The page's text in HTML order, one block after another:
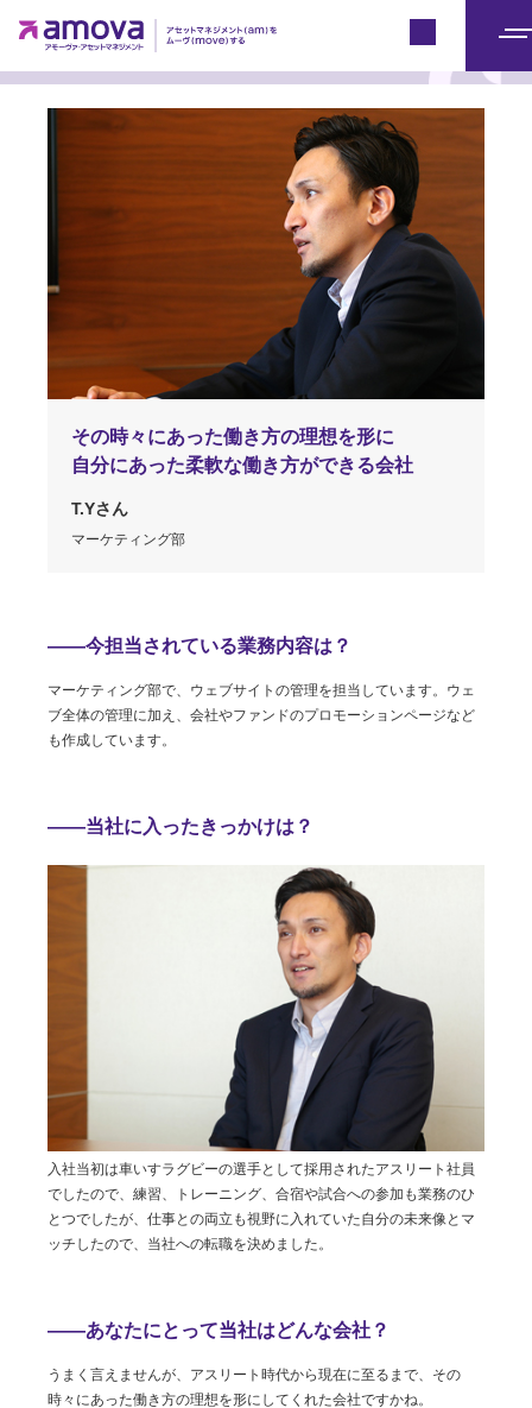
ニ
社員が語るアモーヴァ・アセット
その時々にあった働き方の理想を形に
自分にあった柔軟な働き方ができる会社
T.Yさん
マーケティング部
――今担当されている業務内容は？
マーケティング部で、ウェブサイトの管理を担当しています。ウェ
ブ全体の管理に加え、会社やファンドのプロモーションページなど
も作成しています。
――当社に入ったきっかけは？
入社当初は車いすラグビーの選手として採用されたアスリート社員
でしたので、練習、トレーニング、合宿や試合への参加も業務のひ
とつでしたが、仕事との両立も視野に入れていた自分の未来像とマ
ッチしたので、当社への転職を決めました。
――あなたにとって当社はどんな会社？
うまく言えませんが、アスリート時代から現在に至るまで、その
時々にあった働き方の理想を形にしてくれた会社ですかね。